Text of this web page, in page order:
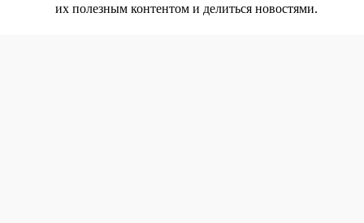
их полезным контентом и делиться новостями.